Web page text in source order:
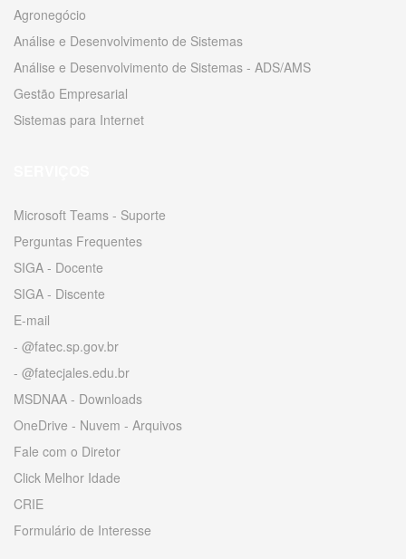
Agronegócio
Análise e Desenvolvimento de Sistemas
Análise e Desenvolvimento de Sistemas - ADS/AMS
Gestão Empresarial
Sistemas para Internet
Microsoft Teams - Suporte
Perguntas Frequentes
SIGA - Docente
SIGA - Discente
E-mail
- @fatec.sp.gov.br
- @fatecjales.edu.br
MSDNAA - Downloads
OneDrive - Nuvem - Arquivos
Fale com o Diretor
Click Melhor Idade
CRIE
Formulário de Interesse